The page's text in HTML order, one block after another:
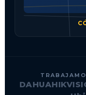
DAHUA